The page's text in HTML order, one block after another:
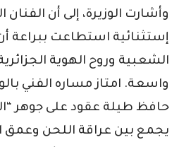
وأشارت الوزيرة، إلى أن
إستثنائية استطاعت ببراعة
الشعبية وروح الهوية
واسعة. امتاز مساره الفني
حافظ طيلة عقود على جوهر
يجمع بين عراقة اللحن وعمق